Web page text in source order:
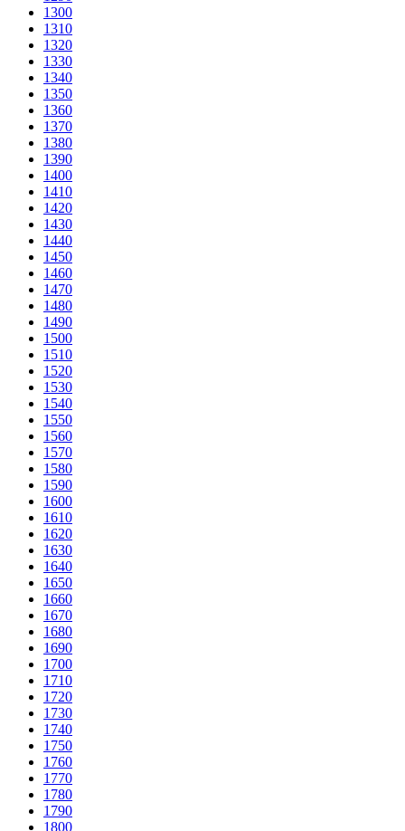
1300
1310
1320
1330
1340
1350
1360
1370
1380
1390
1400
1410
1420
1430
1440
1450
1460
1470
1480
1490
1500
1510
1520
1530
1540
1550
1560
1570
1580
1590
1600
1610
1620
1630
1640
1650
1660
1670
1680
1690
1700
1710
1720
1730
1740
1750
1760
1770
1780
1790
1800